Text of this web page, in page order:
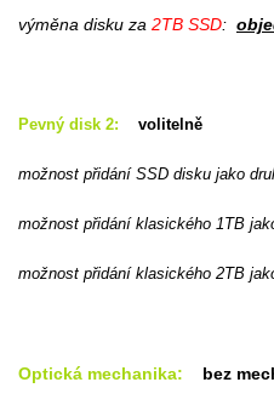
výměna disku za 2TB SSD:
Pevný disk 2: volitelně
možnost přidání SSD disku jako
možnost přidání klasického 1TB
možnost přidání klasického 2TB
Optická mechanika: bez